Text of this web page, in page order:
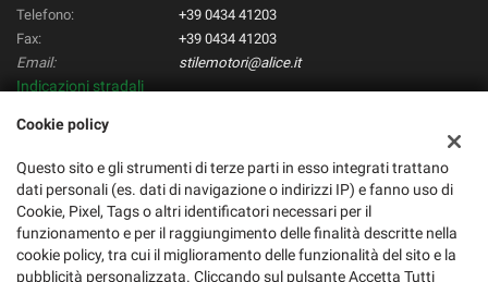
Telefono:
+39 0434 41203
Fax:
+39 0434 41203
Email:
stilemotori@alice.it
Indicazioni stradali
Dati fiscali:
Stilemotori di Varotto Manuele
C.F/P.IVA:01668600933
Cookie policy
Questo sito e gli strumenti di terze parti in esso integrati trattano
dati personali (es. dati di navigazione o indirizzi IP) e fanno uso di
Cookie, Pixel, Tags o altri identificatori necessari per il
funzionamento e per il raggiungimento delle finalità descritte nella
cookie policy, tra cui il miglioramento delle funzionalità del sito e la
pubblicità personalizzata. Cliccando sul pulsante Accetta Tutti